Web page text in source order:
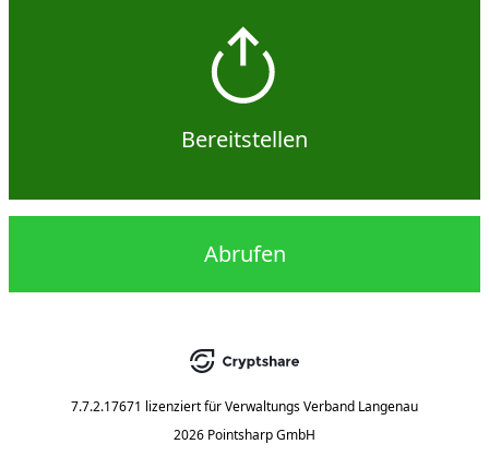
Bereitstellen
Abrufen
7.7.2.17671 lizenziert fürVerwaltungs Verband Langenau
2026 Pointsharp GmbH